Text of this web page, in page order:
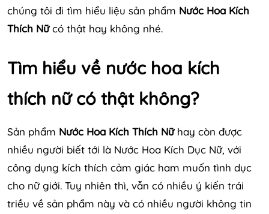
chúng tôi đi tìm hiểu liệu sản phẩm Nước Hoa Kích
Thích Nữcó thật hay không nhé.
Tìm hiểu về nước hoa kích
thích nữ có thật không?
Sản phẩm Nước Hoa Kích Thích Nữhay còn được
nhiều người biết tới là Nước Hoa Kích Dục Nữ, với
công dụng kích thích cảm giác ham muốn tình dục
cho nữ giới. Tuy nhiên thì, vẫn có nhiều ý kiến trái
triều về sản phẩm này và có nhiều người không tin